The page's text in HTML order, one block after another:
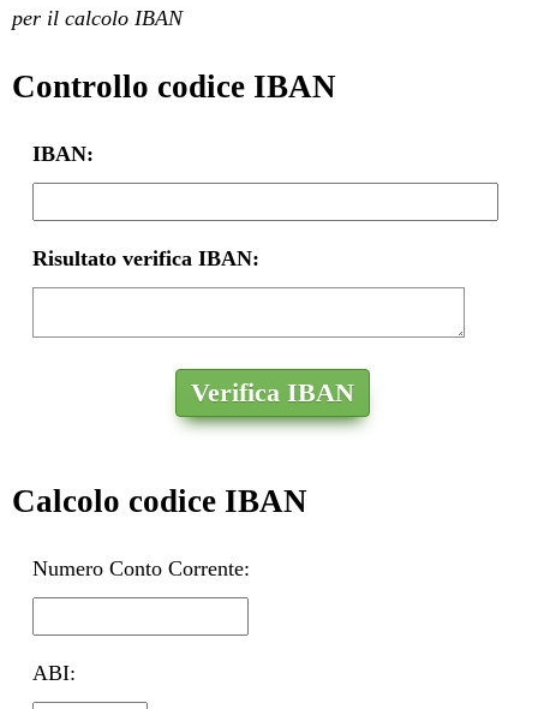
per il calcolo IBAN
Controllo codice IBAN
IBAN:
Risultato verifica IBAN:
Calcolo codice IBAN
Numero Conto Corrente:
ABI: